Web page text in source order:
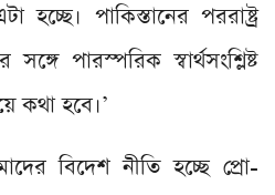
হচ্ছে। পাকিস্তানের পররাষ্ট্র
পারস্পরিক স্বার্থসংশ্লিষ্ট
কথা হবে।’
বিদেশ নীতি হচ্ছে প্রো-